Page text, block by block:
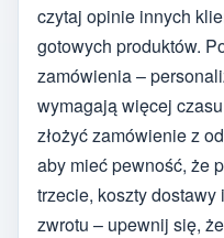
czytaj opinie innych
gotowych produktów.
zamówienia –
wymagają więcej
złożyć zamówienie z
aby mieć pewność, że
trzecie, koszty
zwrotu – upewnij się,